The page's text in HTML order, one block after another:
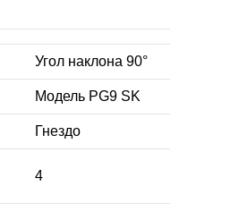
Угол наклона 90°
Модель PG9 SK
Гнездо
4